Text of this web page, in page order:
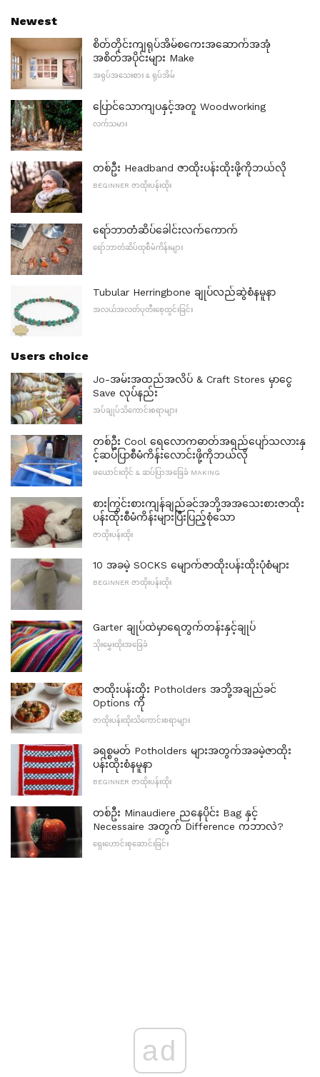
Newest
စိတ်တိုင်းကျရုပ်အိမ်စကေးအဆောက်အအုံ
အစိတ်အပိုင်းများ Make
အရုပ်အသေးစား & ရုပ်အိမ်
ပြောင်သောကျပနှင့်အတူ Woodworking
လက်သမား
တစ်ဦး Headband ဇာထိုးပန်းထိုးဖို့ကိုဘယ်လို
BEGINNER ဇာထိုးပန်းထိုး
ရော်ဘာတံဆိပ်ခေါင်းလက်ကောက်
ရော်ဘာတံဆိပ်ထုစီမံကိန်းများ
Tubular Herringbone ချုပ်လည်ဆွဲစံနမူနာ
အလယ်အလတ်ပုတီးစေ့ထွင်းခြင်း
Users choice
Jo-အမ်းအထည်အလိပ် & Craft Stores မှာငွေ
Save လုပ်နည်း
အပ်ချုပ်သိကောင်းစရာများ
တစ်ဦး Cool ရေလောကဓာတ်အရည်ပျော်သလားနှ
င့်ဆပ်ပြာစီမံကိန်းလောင်းဖို့ကိုဘယ်လို
ဖယောင်းတိုင် & ဆပ်ပြာအခြေခံ MAKING
စားကြွင်းစားကျန်ချည်ခင်အဘို့အအသေးစားဇာထိုး
ပန်းထိုးစီမံကိန်းများပြီးပြည့်စုံသော
ဇာထိုးပန်းထိုး
10 အခမဲ့ SOCKS မျောက်ဇာထိုးပန်းထိုးပုံစံများ
BEGINNER ဇာထိုးပန်းထိုး
Garter ချုပ်ထဲမှာရေတွက်တန်းနှင့်ချုပ်
သိုးမွှေးထိုးအခြေခံ
ဇာထိုးပန်းထိုး Potholders အဘို့အချည်ခင်
Options ကို
ဇာထိုးပန်းထိုးသိကောင်းစရာများ
ခရစ္စမတ် Potholders များအတွက်အခမဲ့ဇာထိုး
ပန်းထိုးစံနမူနာ
BEGINNER ဇာထိုးပန်းထိုး
တစ်ဦး Minaudiere ညနေပိုင်း Bag နှင့်
Necessaire အတွက် Difference ကဘာလဲ?
ရှေးဟောင်းစုဆောင်းခြင်း
ad